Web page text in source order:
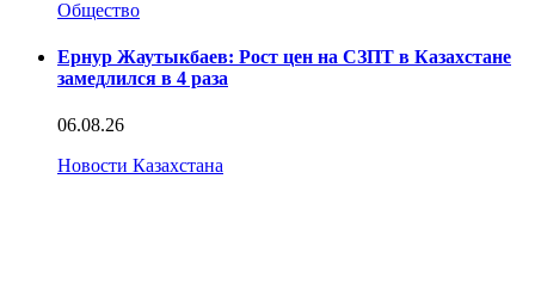
Общество
Ернур Жаутыкбаев: Рост цен на СЗПТ в Казахстане
замедлился в 4 раза
06.08.26
Новости Казахстана